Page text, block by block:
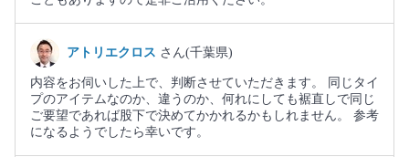
アトリエクロス さん(千葉県)
内容をお伺いした上で、判断させていただきます。 同じタイ
プのアイテムなのか、違うのか、何れにしても裾直しで同じ
ご要望であれば股下で決めてかかれるかもしれません。 参考
になるようでしたら幸いです。